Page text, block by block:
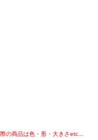
の商品は色・形・大きさetc...